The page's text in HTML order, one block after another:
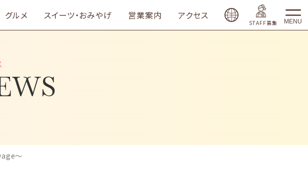
グルメ スイーツ・おみやげ 営業案内 アクセス
STAFF募集 MENU
～